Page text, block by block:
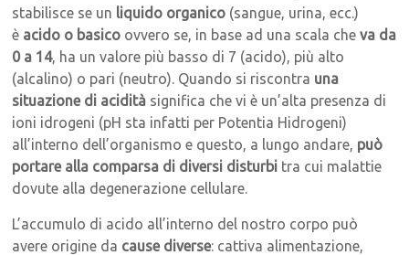
stabilisce se un liquido organico (sangue, urina, ecc.)
è acido o basico ovvero se, in base ad una scala cheva da
0 a 14, ha un valore più basso di 7 (acido), più alto
(alcalino) o pari (neutro). Quando si riscontra una
situazione di acidità significa che vi è un’alta presenza di
ioni idrogeni (pH sta infatti per Potentia Hidrogeni)
all’interno dell’organismo e questo, a lungo andare, può
portare alla comparsa di diversi disturbi tra cui malattie
dovute alla degenerazione cellulare.
L’accumulo di acido all’interno del nostro corpo può
avere origine da cause diverse: cattiva alimentazione,